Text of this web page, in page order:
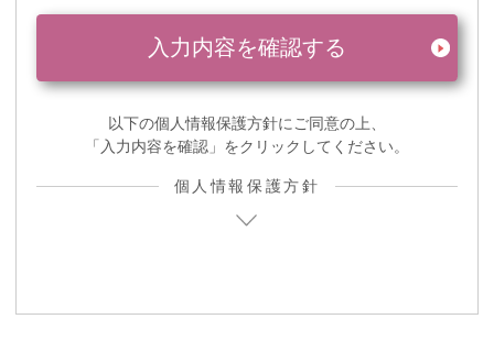
入力内容を確認する
以下の個人情報保護方針にご同意の上、
「入力内容を確認」をクリックしてください。
個人情報保護方針
当社は、当社の業務を円滑に行なうため、お客様の氏名、住